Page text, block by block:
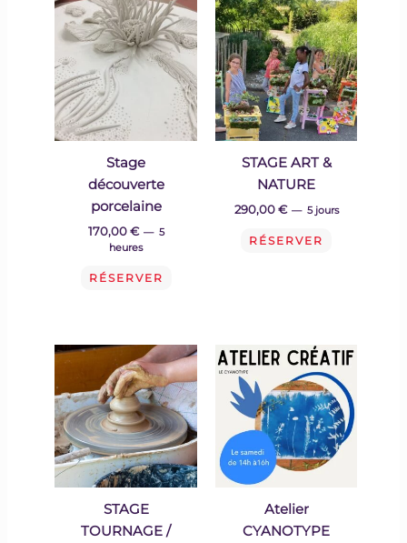
Stage
découverte
porcelaine
170,00€
5
heures
RÉSERVER
STAGE ART &
NATURE
290,00 € 5 jours
RÉSERVER
STAGE
TOURNAGE /
Atelier
CYANOTYPE